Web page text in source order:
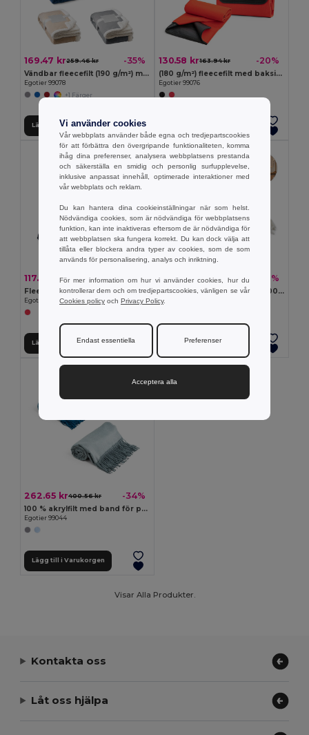
169.47 kr259.46 kr -35%
Vändbar fleecefilt (190 g/m²) med satinband och personligt kort
Egotier 99078
+1 Färger
Lägg till i Varukorgen
130.58 kr163.94 kr -20%
(180 g/m²) fleecefilt med baksida
Egotier 99076
117.19 kr165.43 kr -29%
Fleecefilt (160 g/m²)
Egotier 99077
Lägg till i Varukorgen
212.82 kr314.29 kr -32%
Filt i återvunnen polyester (100 % rPET) (300 g/m²), med mohair-känsla
Egotier 99166
Lägg till i Varukorgen
262.65 kr400.56 kr -34%
100 % akrylfilt med band för personligt kort (270 g/m²)
Egotier 99044
Lägg till i Varukorgen
Visar Alla Produkter.
Kontakta oss
Låt oss hjälpa
Vi använder cookies
Vår webbplats använder både egna och tredjepartscookies
för att förbättra den övergripande funktionaliteten, komma
ihåg dina preferenser, analysera webbplatsens prestanda
och säkerställa en smidig och personlig surfupplevelse,
inklusive anpassat innehåll, optimerade interaktioner med
vår webbplats och reklam.
Du kan hantera dina cookieinställningar när som helst.
Nödvändiga cookies, som är nödvändiga för webbplatsens
funktion, kan inte inaktiveras eftersom de är nödvändiga för
att webbplatsen ska fungera korrekt. Du kan dock välja att
tillåta eller blockera andra typer av cookies, som de som
används för personalisering, analys och inriktning.
För mer information om hur vi använder cookies, hur du
kontrollerar dem och om tredjepartscookies, vänligen se vår
Cookies policy och Privacy Policy.
Endast essentiella Preferenser
Acceptera alla